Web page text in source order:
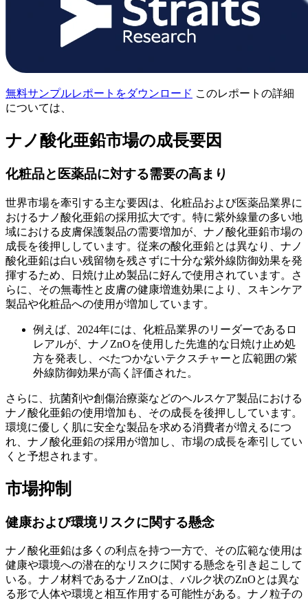
無料サンプルレポートをダウンロード このレポートの詳細
については、
ナノ酸化亜鉛市場の成長要因
化粧品と医薬品に対する需要の高まり
世界市場を牽引する主な要因は、化粧品および医薬品業界に
おけるナノ酸化亜鉛の採用拡大です。特に紫外線量の多い地
域における皮膚保護製品の需要増加が、ナノ酸化亜鉛市場の
成長を後押ししています。従来の酸化亜鉛とは異なり、ナノ
酸化亜鉛は白い残留物を残さずに十分な紫外線防御効果を発
揮するため、日焼け止め製品に好んで使用されています。さ
らに、その無毒性と皮膚の健康増進効果により、スキンケア
製品や化粧品への使用が増加しています。
例えば、2024年には、化粧品業界のリーダーであるロ
レアルが、ナノZnOを使用した先進的な日焼け止め処
方を発表し、べたつかないテクスチャーと広範囲の紫
外線防御効果が高く評価された。
さらに、抗菌剤や創傷治療薬などのヘルスケア製品における
ナノ酸化亜鉛の使用増加も、その成長を後押ししています。
環境に優しく肌に安全な製品を求める消費者が増えるにつ
れ、ナノ酸化亜鉛の採用が増加し、市場の成長を牽引してい
くと予想されます。
市場抑制
健康および環境リスクに関する懸念
ナノ酸化亜鉛は多くの利点を持つ一方で、その広範な使用は
健康や環境への潜在的なリスクに関する懸念を引き起こして
いる。ナノ材料であるナノZnOは、バルク状のZnOとは異な
る形で人体や環境と相互作用する可能性がある。ナノ粒子の